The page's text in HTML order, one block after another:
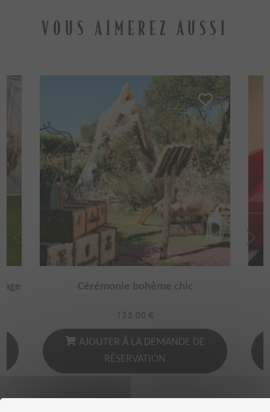
VOUS AIMEREZ AUSSI
Cérémonie bohème chic
135.00€
AJOUTER À LA DEMANDE DE
RÉSERVATION